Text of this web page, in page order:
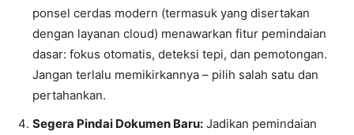
ponsel cerdas modern (termasuk yang disertakan
dengan layanan cloud) menawarkan fitur pemindaian
dasar: fokus otomatis, deteksi tepi, dan pemotongan.
Jangan terlalu memikirkannya – pilih salah satu dan
pertahankan.
Segera Pindai Dokumen Baru: Jadikan pemindaian